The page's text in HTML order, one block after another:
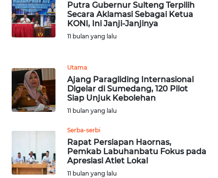
Putra Gubernur Sulteng Terpilih
Secara Aklamasi Sebagai Ketua
KONI, Ini Janji-Janjinya
11 bulan yang lalu
Utama
Ajang Paragliding Internasional
Digelar di Sumedang, 120 Pilot
Siap Unjuk Kebolehan
11 bulan yang lalu
Serba-serbi
Rapat Persiapan Haornas,
Pemkab Labuhanbatu Fokus pada
Apresiasi Atlet Lokal
11 bulan yang lalu
WN
BEKASI
BOGOR
WN
DEPOK
WN
UTARA
WN